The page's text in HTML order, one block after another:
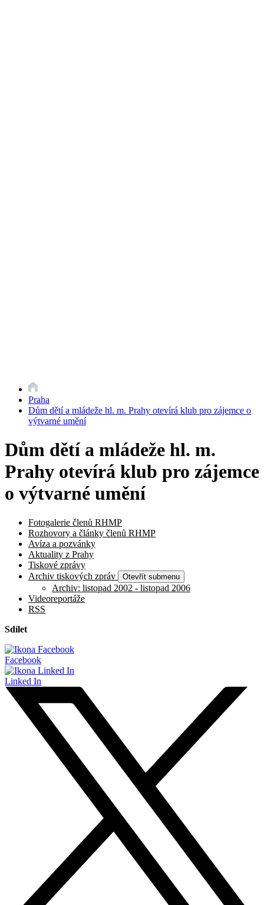
Praha
Dům dětí a mládeže hl. m. Prahy otevírá klub pro zájemce o
výtvarné umění
Dům dětí a mládeže hl. m.
Prahy otevírá klub pro zájemce
o výtvarné umění
Fotogalerie členů RHMP
Rozhovory a články členů RHMP
Avíza a pozvánky
Aktuality z Prahy
Tiskové zprávy
Archiv tiskových zpráv
Otevřít submenu
Archiv: listopad 2002 - listopad 2006
Videoreportáže
RSS
Sdílet
Facebook
Linked In